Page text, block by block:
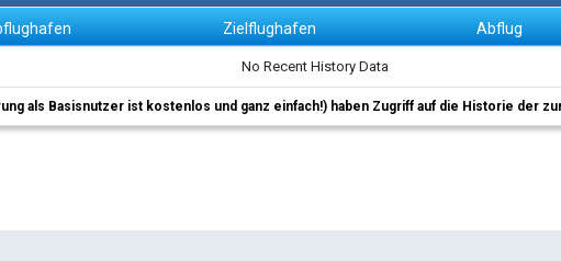
Zielflughafen Abflug
No Recent History Data
als Basisnutzer ist kostenlos und ganz einfach!) haben Zugriff auf die Historie der